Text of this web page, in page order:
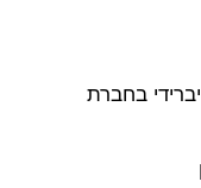
בחברת